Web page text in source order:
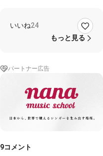
なぜ めぐり逢うのかを
私たちは なにも知らない
いつ めぐり逢うのかを
の
縦の糸はあなた 横の糸は
いいね24
もっと見る
パートナー広告
9コメント